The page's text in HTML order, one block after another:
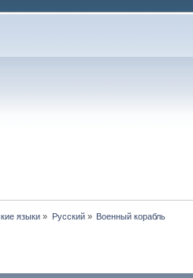
языки» Русский» Военный корабль